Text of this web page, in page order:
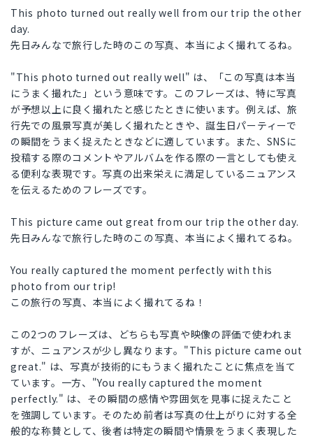
This photo turned out really well from our trip the other
day.
先日みんなで旅行した時のこの写真、本当によく撮れてるね。
"This photo turned out really well" は、「この写真は本当
にうまく撮れた」という意味です。このフレーズは、特に写真
が予想以上に良く撮れたと感じたときに使います。例えば、旅
行先での風景写真が美しく撮れたときや、誕生日パーティーで
の瞬間をうまく捉えたときなどに適しています。また、SNSに
投稿する際のコメントやアルバムを作る際の一言としても使え
る便利な表現です。写真の出来栄えに満足しているニュアンス
を伝えるためのフレーズです。
This picture came out great from our trip the other day.
先日みんなで旅行した時のこの写真、本当によく撮れてるね。
You really captured the moment perfectly with this
photo from our trip!
この旅行の写真、本当によく撮れてるね！
この2つのフレーズは、どちらも写真や映像の評価で使われま
すが、ニュアンスが少し異なります。"This picture came out
great." は、写真が技術的にもうまく撮れたことに焦点を当て
ています。一方、"You really captured the moment
perfectly." は、その瞬間の感情や雰囲気を見事に捉えたこと
を強調しています。そのため前者は写真の仕上がりに対する全
般的な称賛として、後者は特定の瞬間や情景をうまく表現した